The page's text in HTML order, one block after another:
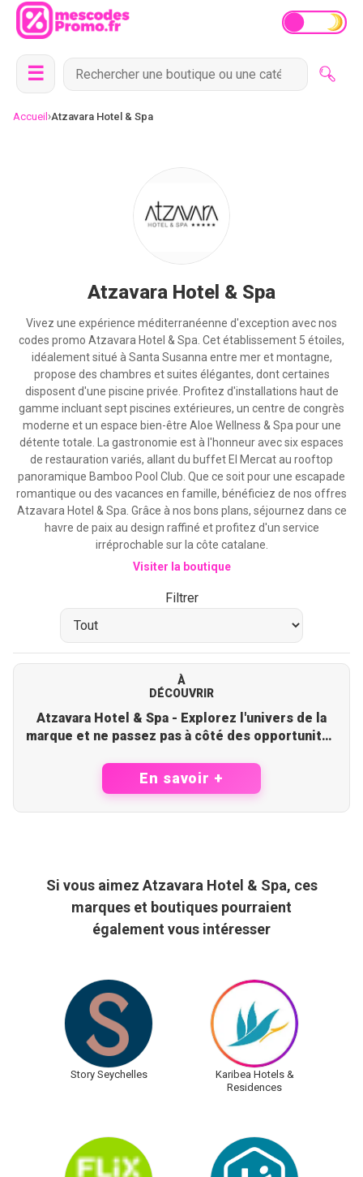
☰
Accueil ›Atzavara Hotel & Spa
Atzavara Hotel & Spa
Vivez une expérience méditerranéenne d'exception avec nos
codes promo Atzavara Hotel & Spa. Cet établissement 5 étoiles,
idéalement situé à Santa Susanna entre mer et montagne,
propose des chambres et suites élégantes, dont certaines
disposent d'une piscine privée. Profitez d'installations haut de
gamme incluant sept piscines extérieures, un centre de congrès
moderne et un espace bien-être Aloe Wellness & Spa pour une
détente totale. La gastronomie est à l'honneur avec six espaces
de restauration variés, allant du buffet El Mercat au rooftop
panoramique Bamboo Pool Club. Que ce soit pour une escapade
romantique ou des vacances en famille, bénéficiez de nos offres
Atzavara Hotel & Spa. Grâce à nos bons plans, séjournez dans ce
havre de paix au design raffiné et profitez d'un service
irréprochable sur la côte catalane.
Visiter la boutique
Filtrer
À
DÉCOUVRIR
Atzavara Hotel & Spa - Explorez l'univers de la
marque et ne passez pas à côté des opportunités
En savoir +
Si vous aimez Atzavara Hotel & Spa, ces
marques et boutiques pourraient
également vous intéresser
Story Seychelles
Karibea Hotels &
Residences